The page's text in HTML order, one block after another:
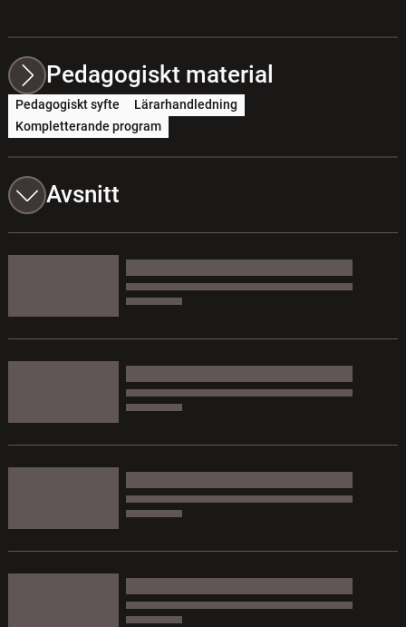
Pedagogiskt material
Pedagogiskt syfte
Lärarhandledning
Kompletterande program
Avsnitt